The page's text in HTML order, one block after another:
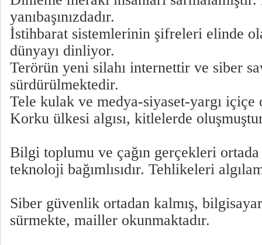
yanıbaşınızdadır.
İstihbarat sistemlerinin şifreleri elinde
dünyayı dinliyor.
Terörün yeni silahı internettir ve siber
sürdürülmektedir.
Tele kulak ve medya-siyaset-yargı içiçe
Korku ülkesi algısı, kitlelerde
Bilgi toplumu ve çağın gerçekleri
teknoloji bağımlısıdır. Tehlikeleri
Siber güvenlik ortadan kalmış,
sürmekte, mailler okunmaktadır.